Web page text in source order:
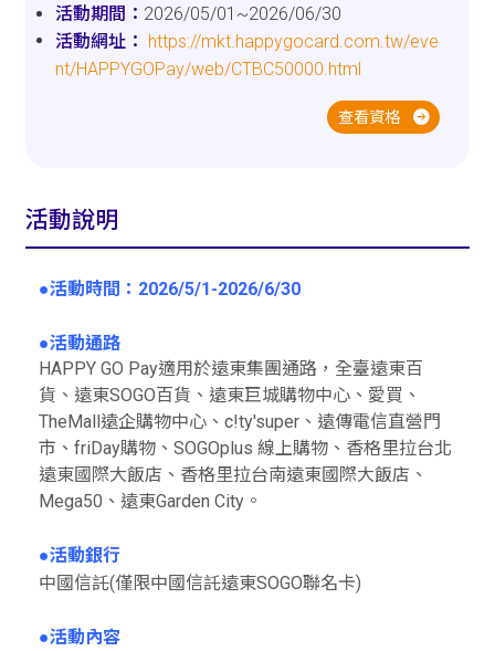
2026/05/01~2026/06/30
https://mkt.happygocard.com.tw/eve
nt/HAPPYGOPay/web/CTBC50000.html
查看資格
活動說明
●活動時間：2026/5/1-2026/6/30
●活動通路
HAPPY GO Pay適用於遠東集團通路，全臺遠東百
貨、遠東SOGO百貨、遠東巨城購物中心、愛買、
TheMall遠企購物中心、c!ty'super、遠傳電信直營門
市、friDay購物、SOGOplus 線上購物、香格里拉台北
遠東國際大飯店、香格里拉台南遠東國際大飯店、
Mega50、遠東Garden City。
●活動銀行
中國信託(僅限中國信託遠東SOGO聯名卡)
●活動內容